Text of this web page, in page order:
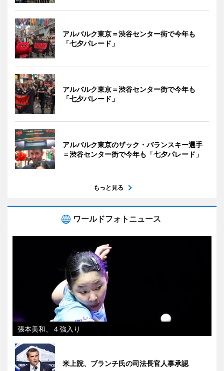
アルバルク東京＝渋谷センター街で今年も
「七夕パレード」
アルバルク東京＝渋谷センター街で今年も
「七夕パレード」
アルバルク東京のザック・バランスキー選手
＝渋谷センター街で今年も「七夕パレード」
もっと見る
ワールドフォトニュース
張本美和、４強入り
米上院、ブランチ氏の司法長官人事承認